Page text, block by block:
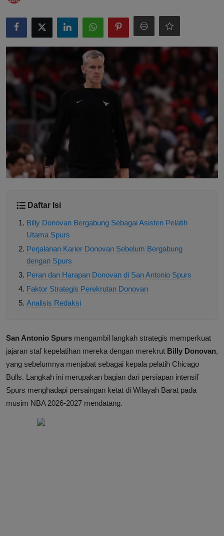
Daftar Isi
Billy Donovan Bergabung Sebagai Asisten Pelatih
Utama Spurs
Perjalanan Karier Donovan Sebelum Bergabung
dengan Spurs
Peran dan Harapan Donovan di San Antonio Spurs
Faktor Strategis Perekrutan Donovan
Analisis Redaksi
San Antonio Spurs mengambil langkah strategis memperkuat
jajaran staf kepelatihan mereka dengan merekrut Billy Donovan,
yang sebelumnya menjabat sebagai kepala pelatih Chicago
Bulls. Langkah ini merupakan bagian dari persiapan intensif
Spurs menghadapi persaingan ketat di Wilayah Barat pada
musim NBA 2026-2027 mendatang.